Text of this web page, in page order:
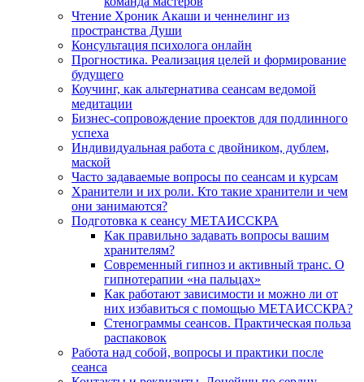
Чтение Хроник Акаши и ченнелинг из
пространства Души
Консультация психолога онлайн
Прогностика. Реализация целей и формирование
будущего
Коучинг, как альтернатива сеансам ведомой
медитации
Бизнес-сопровождение проектов для подлинного
успеха
Индивидуальная работа с двойником, дублем,
маской
Часто задаваемые вопросы по сеансам и курсам
Хранители и их роли. Кто такие хранители и чем
они занимаются?
Подготовка к сеансу МЕТАИССКРА
Как правильно задавать вопросы вашим
хранителям?
Современный гипноз и активный транс. О
гипнотерапии «на пальцах»
Как работают зависимости и можно ли от
них избавиться с помощью МЕТАИССКРА?
Стенограммы сеансов. Практическая польза
распаковок
Работа над собой, вопросы и практики после
сеанса